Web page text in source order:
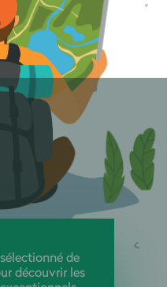
de
découvrir les